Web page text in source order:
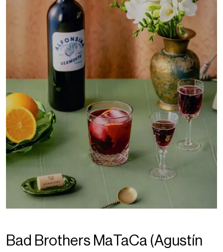
Bad Brothers MaTaCa (Agustín